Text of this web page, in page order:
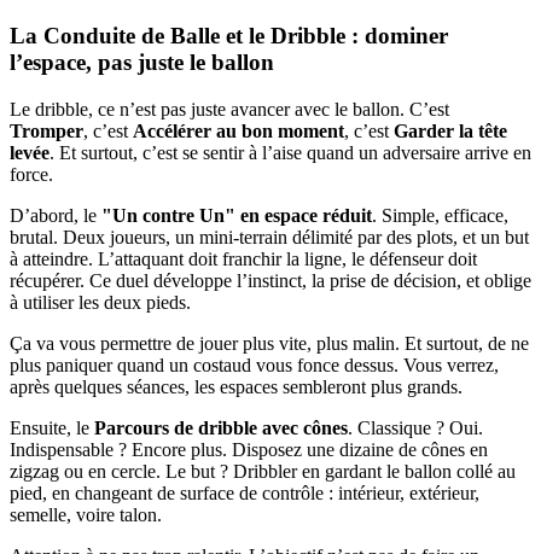
La Conduite de Balle et le Dribble : dominer
l’espace, pas juste le ballon
Le dribble, ce n’est pas juste avancer avec le ballon. C’est
Tromper, c’est Accélérer au bon moment, c’est Garder la tête
levée. Et surtout, c’est se sentir à l’aise quand un adversaire arrive en
force.
D’abord, le "Un contre Un" en espace réduit. Simple, efficace,
brutal. Deux joueurs, un mini-terrain délimité par des plots, et un but
à atteindre. L’attaquant doit franchir la ligne, le défenseur doit
récupérer. Ce duel développe l’instinct, la prise de décision, et oblige
à utiliser les deux pieds.
Ça va vous permettre de jouer plus vite, plus malin. Et surtout, de ne
plus paniquer quand un costaud vous fonce dessus. Vous verrez,
après quelques séances, les espaces sembleront plus grands.
Ensuite, le Parcours de dribble avec cônes. Classique ? Oui.
Indispensable ? Encore plus. Disposez une dizaine de cônes en
zigzag ou en cercle. Le but ? Dribbler en gardant le ballon collé au
pied, en changeant de surface de contrôle : intérieur, extérieur,
semelle, voire talon.